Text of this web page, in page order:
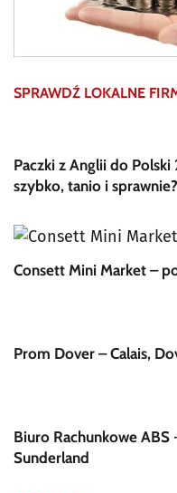
SPRAWDŹ LOKALNE
Paczki z Anglii do
szybko, tanio i sprawnie?
Consett Mini Market –
Prom Dover – Calais,
Biuro Rachunkowe ABS
Sunderland